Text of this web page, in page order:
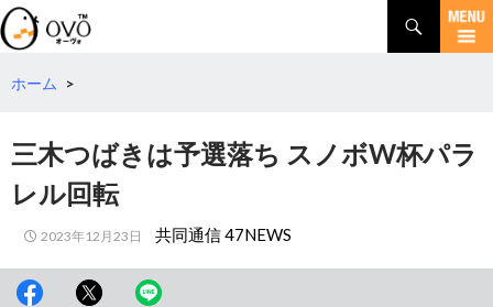
検
索
コ
テ
へ
ホーム >
三木つばきは予選落ち スノボW杯パラ
レル回転
2023年12月23日 共同通信 47NEWS